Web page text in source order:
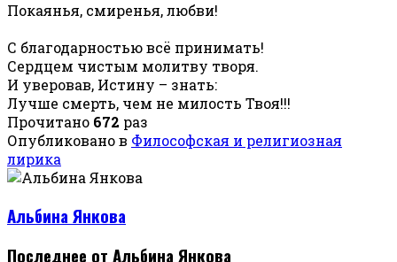
Покаянья, смиренья, любви!
С благодарностью всё принимать!
Сердцем чистым молитву творя.
И уверовав, Истину – знать:
Лучше смерть, чем не милость Твоя!!!
Прочитано 672 раз
Опубликовано в Философская и религиозная
лирика
Альбина Янкова
Последнее от Альбина Янкова